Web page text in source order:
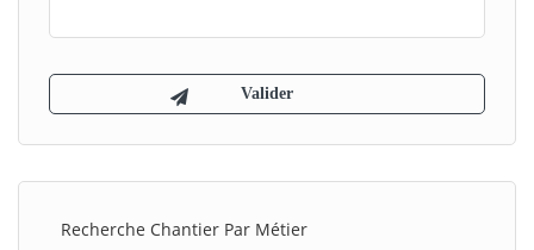
Recherche Chantier Par Métier